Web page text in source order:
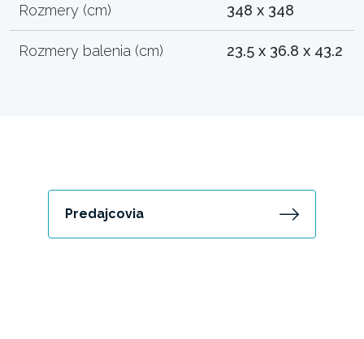
Rozmery (cm) 348 x 348
Rozmery balenia (cm) 23.5 x 36.8 x 43.2
Predajcovia